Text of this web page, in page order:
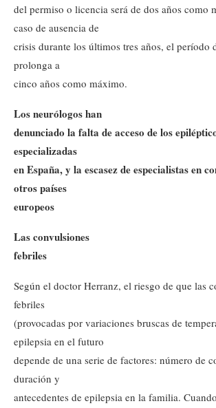
del permiso o licencia será de dos años como
caso de ausencia de
crisis durante los últimos tres años, el período
prolonga a
cinco años como máximo.
Los neurólogos han
denunciado la falta de acceso de los
especializadas
en España, y la escasez de especialistas en
otros países
europeos
Las convulsiones
febriles
Según el doctor Herranz, el riesgo de que las
febriles
(provocadas por variaciones bruscas de
epilepsia en el futuro
depende de una serie de factores: número de
duración y
antecedentes de epilepsia en la familia.